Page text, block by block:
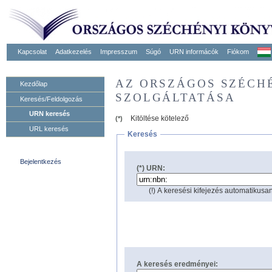
Kapcsolat Adatkezelés Impresszum Súgó URN informácók Fiókom
Kezdőlap
Keresés/Feldolgozás
URN keresés
URL keresés
Bejelentkezés
AZ ORSZÁGOS
SZOLGÁLTATÁSA
(*)
Kitöltése kötelező
Keresés
(*) URN:
(!) A keresési kifejezés
A keresés eredményei: